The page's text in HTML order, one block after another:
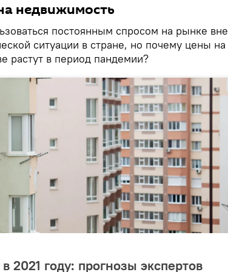
недвижимость
постоянным спросом на рынке вне
ситуации в стране, но почему цены на
растут в период пандемии?
2021 году: прогнозы экспертов